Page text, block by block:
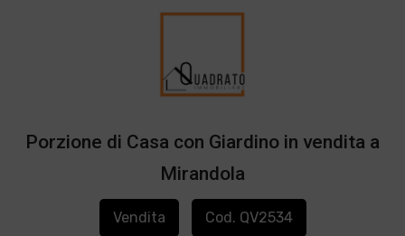
Porzione di Casa con Giardino in vendita a
Mirandola
Vendita Cod. QV2534